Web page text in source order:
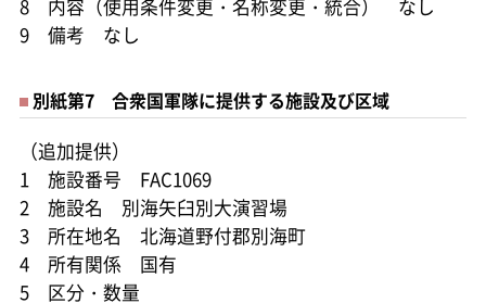
8 内容（使用条件変更・名称変更・統合） なし
9 備考 なし
別紙第7 合衆国軍隊に提供する施設及び区域
（追加提供）
1 施設番号 FAC1069
2 施設名 別海矢臼別大演習場
3 所在地名 北海道野付郡別海町
4 所有関係 国有
5 区分・数量